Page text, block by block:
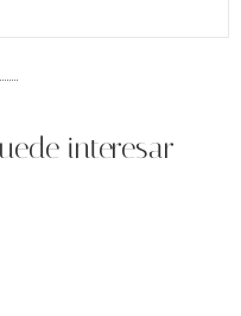
interesar